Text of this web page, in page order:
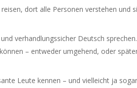
dort alle Personen verstehen und
verhandlungssicher Deutsch sprechen.
– entweder umgehend, oder
Leute kennen – und vielleicht ja